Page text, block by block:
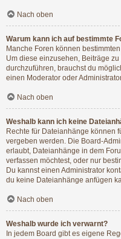
Nach oben
Warum kann ich auf bestimmte
Manche Foren können
Um diese einzusehen, Beiträge
durchzuführen, brauchst du
einen Moderator oder
Nach oben
Weshalb kann ich keine
Rechte für Dateianhänge können
vergeben werden. Die Board-
erlaubt, Dateianhänge in dem
verfassen möchtest, oder nur
Du kannst einen Administrator
du keine Dateianhänge anfügen
Nach oben
Weshalb wurde ich verwarnt?
In jedem Board gibt es eigene